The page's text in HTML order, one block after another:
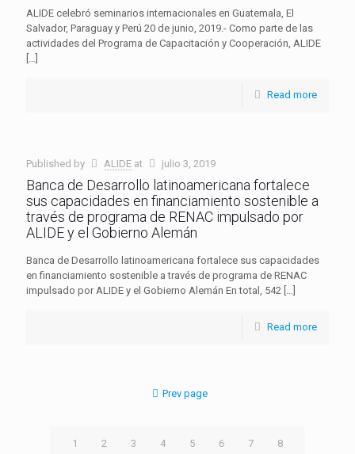
ALIDE celebró seminarios internacionales en Guatemala, El
Salvador, Paraguay y Perú 20 de junio, 2019.- Como parte de las
actividades del Programa de Capacitación y Cooperación, ALIDE
[…]
Read more
Published by ALIDE at julio 3, 2019
Banca de Desarrollo latinoamericana fortalece
sus capacidades en financiamiento sostenible a
través de programa de RENAC impulsado por
ALIDE y el Gobierno Alemán
Banca de Desarrollo latinoamericana fortalece sus capacidades
en financiamiento sostenible a través de programa de RENAC
impulsado por ALIDE y el Gobierno Alemán En total, 542 […]
Read more
Prev page
1 2 3 4 5 6 7 8